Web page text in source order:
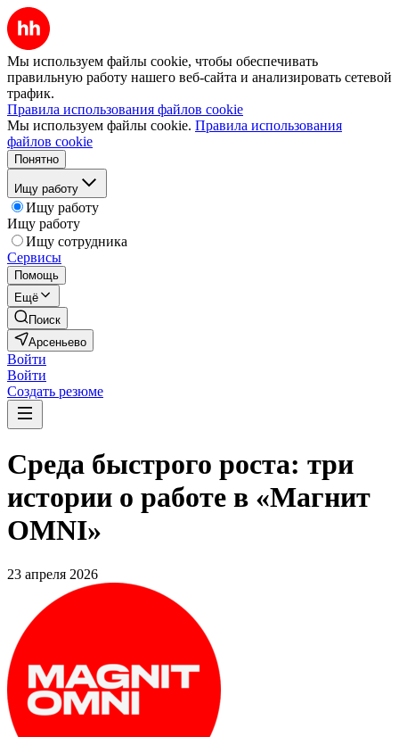
Мы используем файлы cookie, чтобы обеспечивать
правильную работу нашего веб-сайта и анализировать сетевой
трафик.
Правила использования файлов cookie
Мы используем файлы cookie. Правила использования
файлов cookie
Понятно
Ищу работу
Ищу работу
Ищу работу
Ищу сотрудника
Сервисы
Помощь
Ещё
Поиск
Арсеньево
Войти
Войти
Создать резюме
Среда быстрого роста: три
истории о работе в «Магнит
OMNI»
23 апреля 2026